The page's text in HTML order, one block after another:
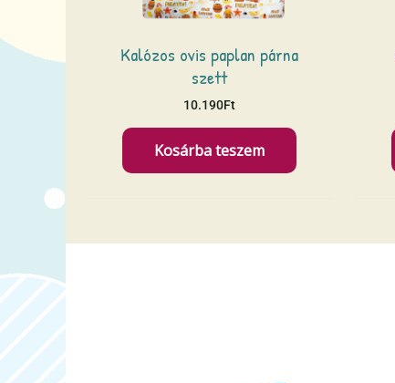
Kalózos ovis paplan párna
szett
10.190Ft
Kosárba teszem